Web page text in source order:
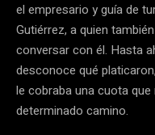
el empresario y guía de
Gutiérrez, a quien
conversar con él. Hasta
desconoce qué
le cobraba una cuota
determinado camino.